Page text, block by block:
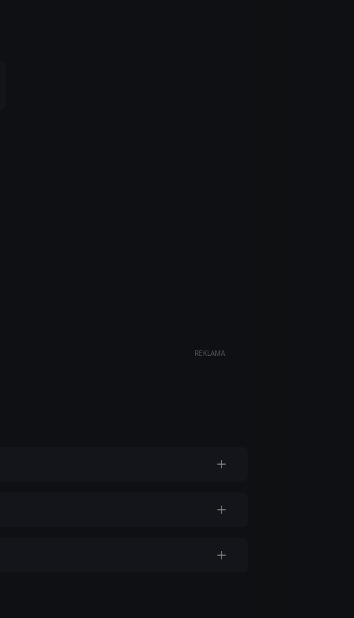
REKLAMA